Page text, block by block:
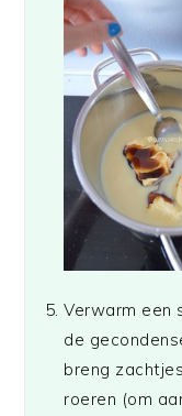
Verwarm een
de
breng
roeren (om